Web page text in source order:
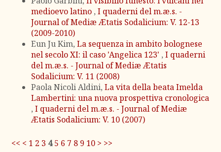
medioevo latino , I quaderni del m.æ.s. -
Journal of Mediæ Ætatis Sodalicium: V. 12-13
(2009-2010)
Eun Ju Kim, La sequenza in ambito bolognese
nel secolo XI: il caso 'Angelica 123' , I quaderni
del m.æ.s. - Journal of Mediæ Ætatis
Sodalicium: V. 11 (2008)
Paola Nicoli Aldini, La vita della beata Imelda
Lambertini: una nuova prospettiva cronologica
, I quaderni del m.æ.s. - Journal of Mediæ
Ætatis Sodalicium: V. 10 (2007)
<< < 1 2 3 4 5 6 7 8 9 10 > >>